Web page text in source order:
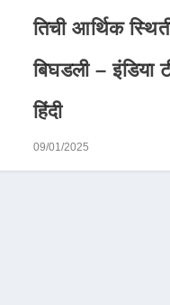
तिची आर्थिक
बिघडली – इंडिया
हिंदी
09/01/2025